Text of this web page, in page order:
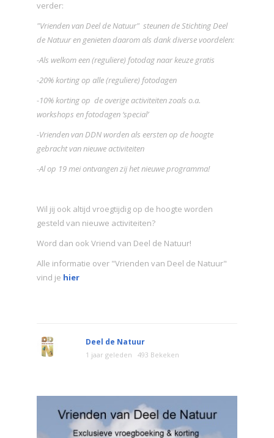
verder:
"Vrienden van Deel de Natuur" steunen de Stichting Deel
de Natuur en genieten daarom als dank diverse voordelen:
-Als welkom een (reguliere) fotodag naar keuze gratis
-20% korting op alle (reguliere) fotodagen
-10% korting op de overige activiteiten zoals o.a.
workshops en fotodagen ‘special’
-Vrienden van DDN worden als eersten op de hoogte
gebracht van nieuwe activiteiten
-Al op 19 mei ontvangen zij het nieuwe programma!
Wil jij ook altijd vroegtijdig op de hoogte worden
gesteld van nieuwe activiteiten?
Word dan ook Vriend van Deel de Natuur!
Alle informatie over "Vrienden van Deel de Natuur"
vind je hier
Deel de Natuur
1 jaar geleden 493 Bekeken